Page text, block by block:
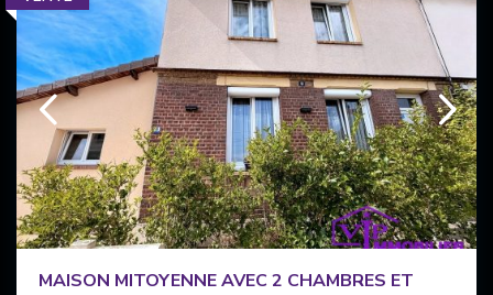
MAISON MITOYENNE AVEC 2 CHAMBRES ET